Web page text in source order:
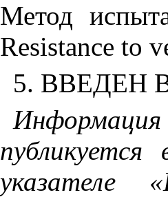
Метод
Resistance to
5. ВВЕДЕН
Информация
публикуется
указателе